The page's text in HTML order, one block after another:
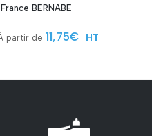
France BERNABE
11,75€ HT